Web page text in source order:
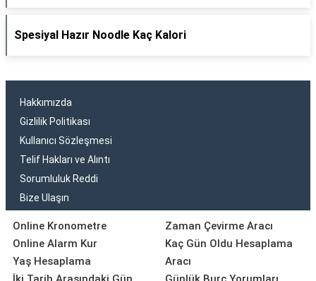
Spesiyal Hazır Noodle Kaç Kalori
Hakkımızda
Gizlilik Politikası
Kullanıcı Sözleşmesi
Telif Hakları ve Alıntı
Sorumluluk Reddi
Bize Ulaşın
Online Kronometre
Online Alarm Kur
Yaş Hesaplama
Zaman Çevirme Aracı
Kaç Gün Oldu Hesaplama
Aracı